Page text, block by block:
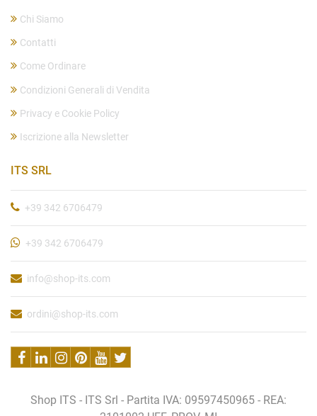
Chi Siamo
Contatti
Come Ordinare
Condizioni Generali di Vendita
Privacy e Cookie Policy
Iscrizione alla Newsletter
ITS SRL
+39 342 6706479
+39 342 6706479
info@shop-its.com
ordini@shop-its.com
Shop ITS - ITS Srl - Partita IVA: 09597450965 - REA: